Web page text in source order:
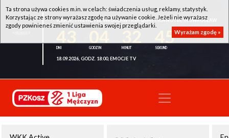
WKK ACTIVE HOTEL WROCŁAW - KSK QEMETICA NOTEĆ INOWROCŁAW
44
18.09.2026, GODZ. 18:00, EMOCJE TV
Ta strona używa cookies m.in. w celach: świadczenia usług, reklamy, statystyk.
Korzystając ze strony wyrażasz zgodę na używanie cookie. Jeżeli nie wyrażasz
zgody powinieneś zmienić ustawienia swojej przeglądarki.
Wyrażam zgodę »